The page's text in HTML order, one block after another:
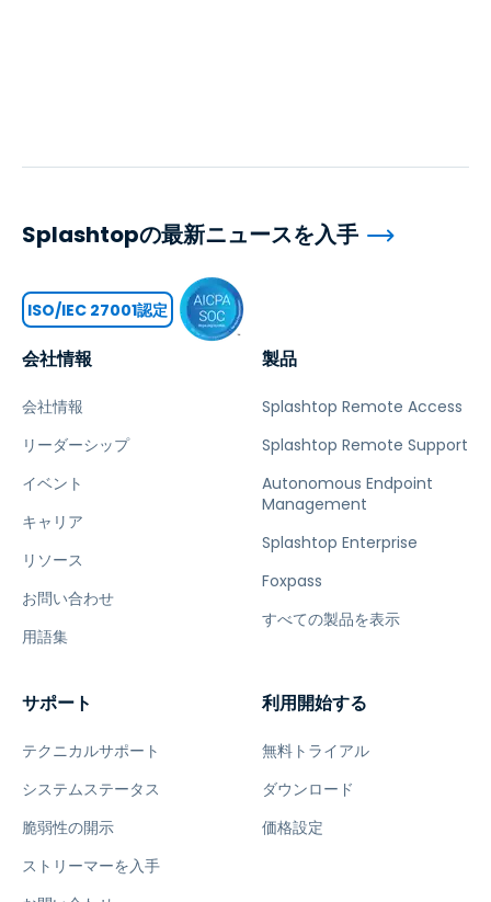
会社情報
会社情報
リーダーシップ
イベント
キャリア
リソース
お問い合わせ
用語集
製品
Splashtop Remote Access
Splashtop Remote Support
Autonomous Endpoint
Management
Splashtop Enterprise
Foxpass
すべての製品を表示
サポート
テクニカルサポート
システムステータス
脆弱性の開示
ストリーマーを入手
利用開始する
無料トライアル
ダウンロード
価格設定
Splashtopの最新ニュースを入手
ISO/IEC 27001認定